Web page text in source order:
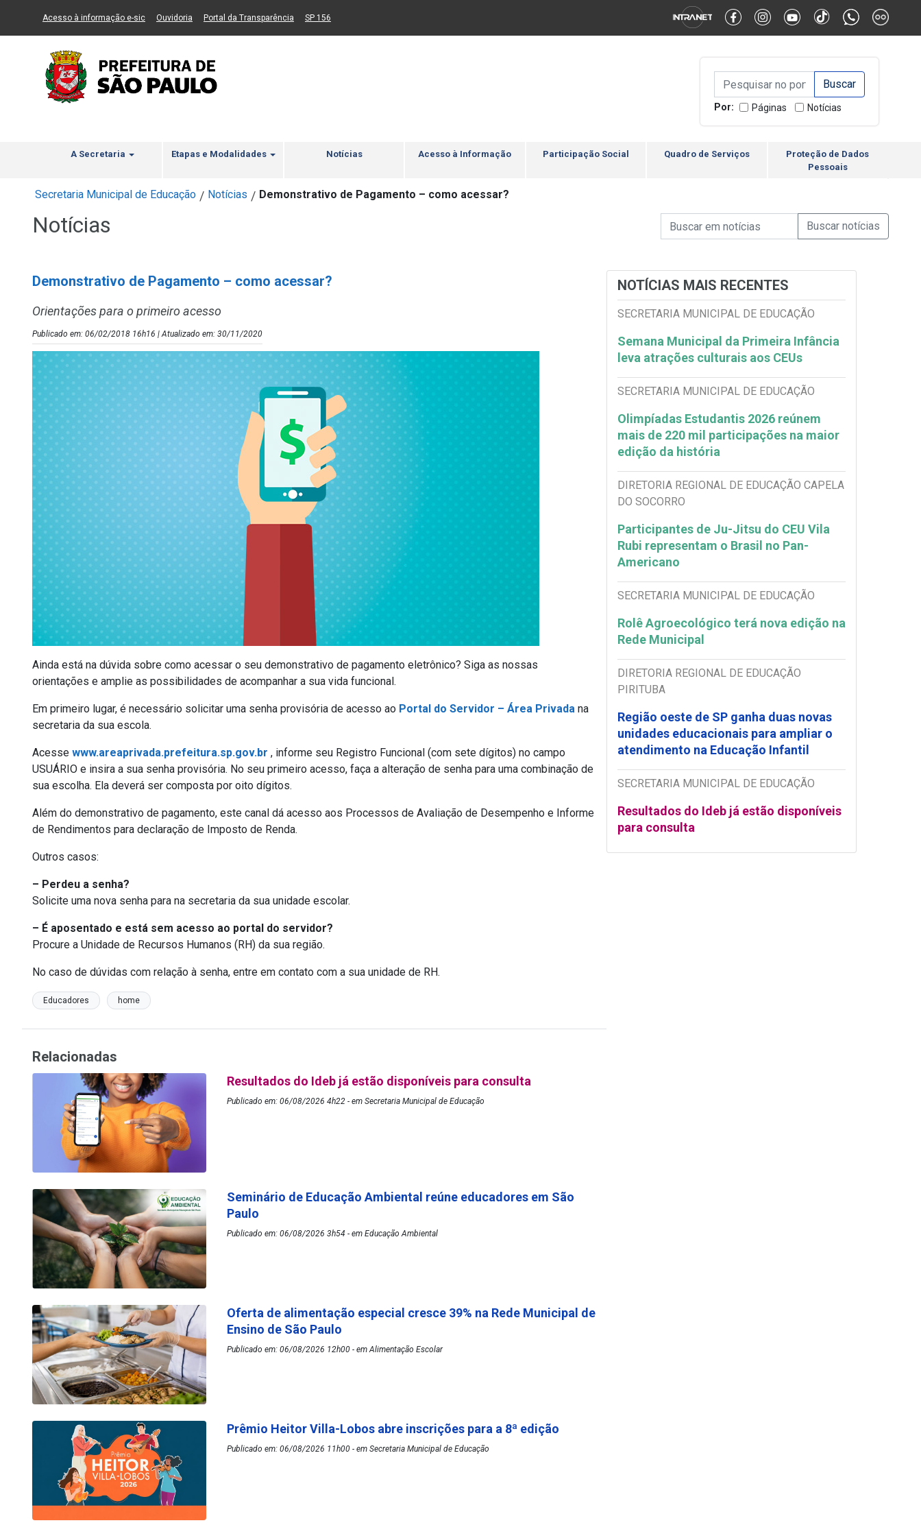
Ir ao Conteúdo Ir para menu principal 2 Ir para busca Ir para rodapé Alternar Alto Contraste Alternar Tamanho da Fonte
Acesso à informação e-sic(Link para um novo sítio)
Ouvidoria (Link para um novo sítio)
Portal da Transparência (Link para um novo sítio)
SP 156
Campo de Busca de
Campo de Busca de informaçõesEnviar a Busca
Por: Páginas Notícias
A Secretaria Etapas e Modalidades Notícias Acesso à Informação Participação Social Quadro de Serviços
Proteção de Dados
Pessoais
Secretaria Municipal de Educação / Notícias / Demonstrativo de Pagamento – como acessar?
Notícias Campo de Busca de Notícias
Campo de Busca de informaçõesEnviar a Busca de
Demonstrativo de Pagamento – como acessar?
Orientações para o primeiro acesso
Publicado em: 06/02/2018 16h16 | Atualizado em: 30/11/2020
Ainda está na dúvida sobre como acessar o seu demonstrativo de pagamento eletrônico? Siga as nossas
orientações e amplie as possibilidades de acompanhar a sua vida funcional.
Em primeiro lugar, é necessário solicitar uma senha provisória de acesso ao Portal do Servidor – Área Privada na
secretaria da sua escola.
Acesse www.areaprivada.prefeitura.sp.gov.br , informe seu Registro Funcional (com sete dígitos) no campo
USUÁRIO e insira a sua senha provisória. No seu primeiro acesso, faça a alteração de senha para uma combinação de
sua escolha. Ela deverá ser composta por oito dígitos.
Além do demonstrativo de pagamento, este canal dá acesso aos Processos de Avaliação de Desempenho e Informe
de Rendimentos para declaração de Imposto de Renda.
Outros casos:
– Perdeu a senha?
Solicite uma nova senha para na secretaria da sua unidade escolar.
– É aposentado e está sem acesso ao portal do servidor?
Procure a Unidade de Recursos Humanos (RH) da sua região.
No caso de dúvidas com relação à senha, entre em contato com a sua unidade de RH.
Educadores home
NOTÍCIAS MAIS RECENTES
SECRETARIA MUNICIPAL DE EDUCAÇÃO
Semana Municipal da Primeira Infância
leva atrações culturais aos CEUs
SECRETARIA MUNICIPAL DE EDUCAÇÃO
Olimpíadas Estudantis 2026 reúnem
mais de 220 mil participações na maior
edição da história
DIRETORIA REGIONAL DE EDUCAÇÃO CAPELA
DO SOCORRO
Participantes de Ju-Jitsu do CEU Vila
Rubi representam o Brasil no Pan-
Americano
SECRETARIA MUNICIPAL DE EDUCAÇÃO
Rolê Agroecológico terá nova edição na
Rede Municipal
DIRETORIA REGIONAL DE EDUCAÇÃO
PIRITUBA
Região oeste de SP ganha duas novas
unidades educacionais para ampliar o
atendimento na Educação Infantil
SECRETARIA MUNICIPAL DE EDUCAÇÃO
Resultados do Ideb já estão disponíveis
para consulta
Relacionadas
Resultados do Ideb já estão disponíveis para consulta
Publicado em: 06/08/2026 4h22 - em Secretaria Municipal de Educação
Seminário de Educação Ambiental reúne educadores em São
Paulo
Publicado em: 06/08/2026 3h54 - em Educação Ambiental
Oferta de alimentação especial cresce 39% na Rede Municipal de
Ensino de São Paulo
Publicado em: 06/08/2026 12h00 - em Alimentação Escolar
Prêmio Heitor Villa-Lobos abre inscrições para a 8ª edição
Publicado em: 06/08/2026 11h00 - em Secretaria Municipal de Educação